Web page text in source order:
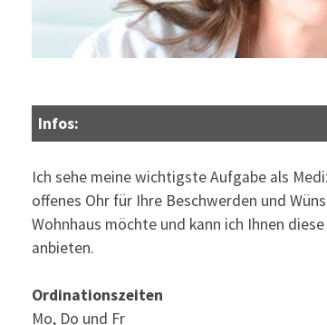
Infos:
Ich sehe meine wichtigste Aufgabe als
offenes Ohr für Ihre Beschwerden und
Wohnhaus möchte und kann ich Ihnen
anbieten.
Ordinationszeiten
Mo, Do und Fr